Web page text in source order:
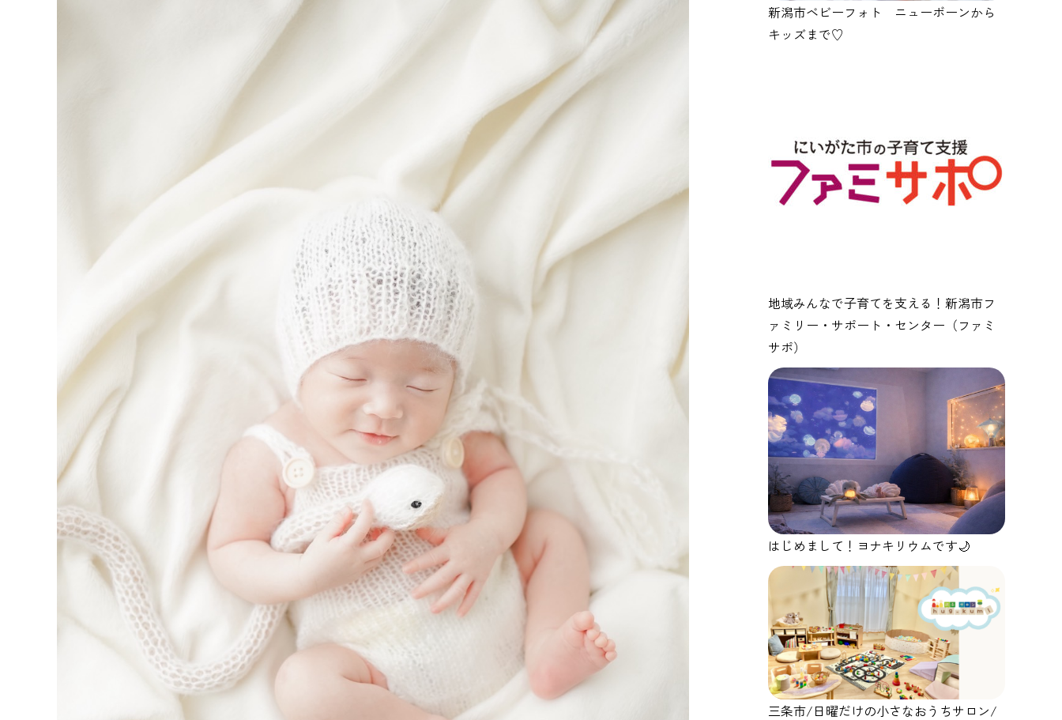
新潟市ベビーフォト ニューボーンから
キッズまで♡
地域みんなで子育てを支える！新潟市フ
ァミリー・サポート・センター（ファミ
サポ）
はじめまして！ヨナキリウムです🌙
三条市/日曜だけの小さなおうちサロン/